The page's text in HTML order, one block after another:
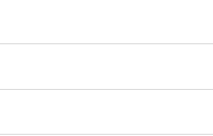
precios, compatibilidades,
integraciones, sectores
filtros te ayudarán a encontrar